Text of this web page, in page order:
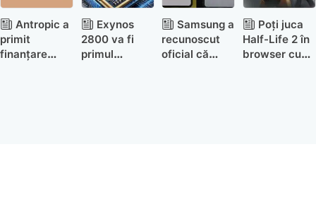
Antropic a
primit
finanțare
Exynos
2800 va fi
primul
Samsung a
recunoscut
oficial că
Poți juca
Half-Life 2 în
browser cu